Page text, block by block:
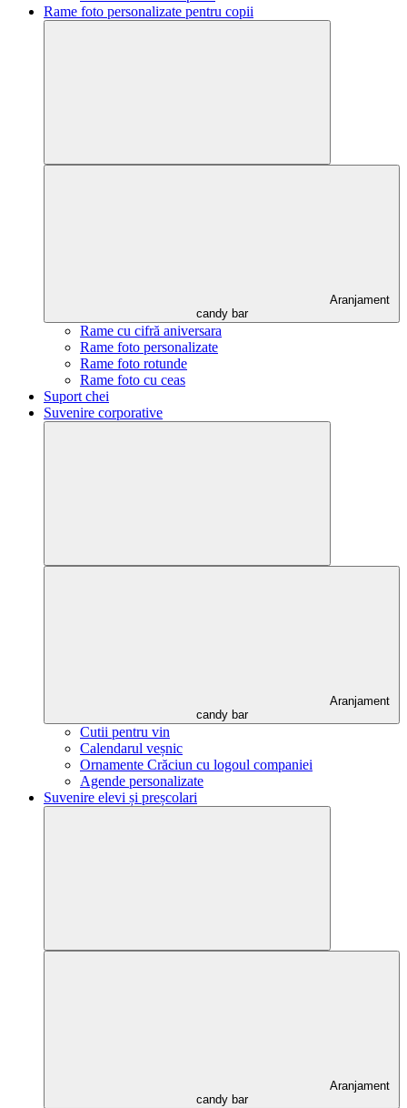
Rame foto personalizate pentru copii
Aranjament
candy bar
Rame cu cifră aniversara
Rame foto personalizate
Rame foto rotunde
Rame foto cu ceas
Suport chei
Suvenire corporative
Aranjament
candy bar
Cutii pentru vin
Calendarul veșnic
Ornamente Crăciun cu logoul companiei
Agende personalizate
Suvenire elevi și preșcolari
Aranjament
candy bar